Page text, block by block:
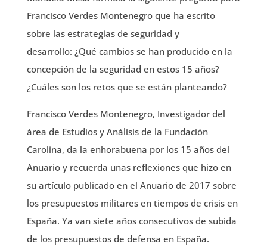
Francisco Verdes Montenegro que ha escrito
sobre las estrategias de seguridad y
desarrollo: ¿Qué cambios se han producido en la
concepción de la seguridad en estos 15 años?
¿Cuáles son los retos que se están planteando?
Francisco Verdes Montenegro, Investigador del
área de Estudios y Análisis de la Fundación
Carolina, da la enhorabuena por los 15 años del
Anuario y recuerda unas reflexiones que hizo en
su artículo publicado en el Anuario de 2017 sobre
los presupuestos militares en tiempos de crisis en
España. Ya van siete años consecutivos de subida
de los presupuestos de defensa en España.